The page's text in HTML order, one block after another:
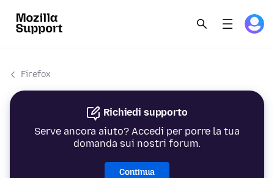
Firefox
Richiedi supporto
Serve ancora aiuto? Accedi per porre la tua
domanda sui nostri forum.
Continua